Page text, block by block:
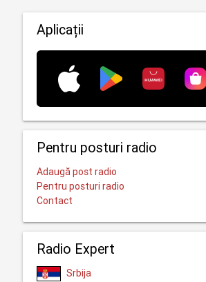
Aplicații
Pentru posturi radio
Adaugă post radio
Pentru posturi radio
Contact
Radio Expert
Srbija